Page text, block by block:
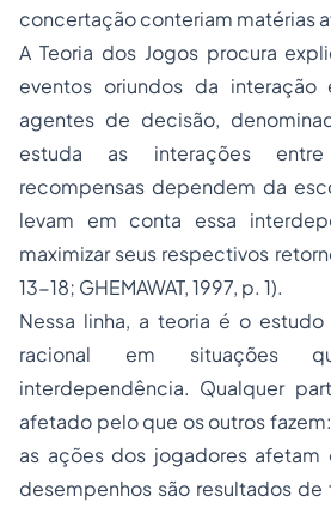
concertação conteriam matérias
A Teoria dos Jogos procura
eventos oriundos da
agentes de decisão,
estuda as interações
recompensas dependem da
levam em conta essa
maximizar seus respectivos
13-18; GHEMAWAT, 1997, p. 1).
Nessa linha, a teoria é o
racional em situações
interdependência. Qualquer
afetado pelo que os outros
as ações dos jogadores afetam
desempenhos são resultados